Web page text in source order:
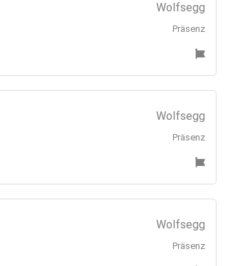
Wolfsegg
Präsenz
Wolfsegg
Präsenz
Wolfsegg
Präsenz